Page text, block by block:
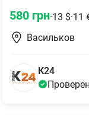
580 грн·13 $·11
Васильков
К24